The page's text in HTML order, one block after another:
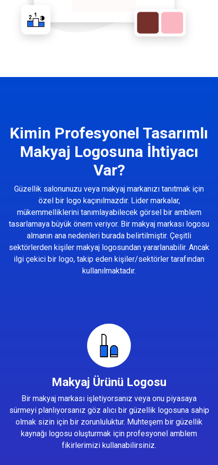
Kimin Profesyonel Tasarımlı
Makyaj Logosuna İhtiyacı
Var?
Güzellik salonunuzu veya makyaj markanızı tanıtmak için
özel bir logo kaçınılmazdır. Lider markalar,
mükemmelliklerini tanımlayabilecek görsel bir amblem
tasarlamaya büyük önem veriyor. Bir makyaj markası logosu
almanın ana nedenleri burada belirtilmiştir. Çeşitli
sektörlerden kişiler makyaj logosundan yararlanabilir. Ancak
ilgi çekici bir logo, takip eden kişiler/sektörler tarafından
kullanılmaktadır.
Makyaj Ürünü Logosu
Bir makyaj markası işletiyorsanız veya onu piyasaya
sürmeyi planlıyorsanız göz alıcı bir güzellik logosuna sahip
olmak sizin için bir zorunluluktur. Muhteşem bir güzellik
kaynağı logosu oluşturmak için profesyonel amblem
fikirlerimizi kullanabilirsiniz.